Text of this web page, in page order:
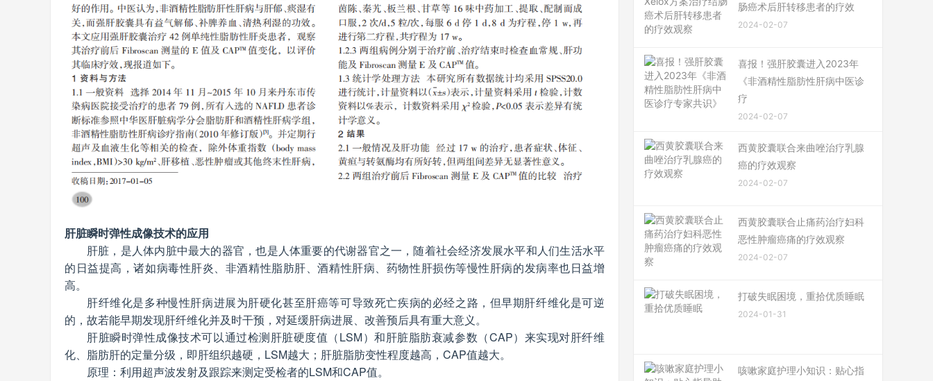
肝脏瞬时弹性成像技术的应用
肝脏，是人体内脏中最大的器官，也是人体重要的代谢器官之一，随着社会经济发展水平和人们生活水平
的日益提高，诸如病毒性肝炎、非酒精性脂肪肝、酒精性肝病、药物性肝损伤等慢性肝病的发病率也日益增
高。
肝纤维化是多种慢性肝病进展为肝硬化甚至肝癌等可导致死亡疾病的必经之路，但早期肝纤维化是可逆
的，故若能早期发现肝纤维化并及时干预，对延缓肝病进展、改善预后具有重大意义。
肝脏瞬时弹性成像技术可以通过检测肝脏硬度值（LSM）和肝脏脂肪衰减参数（CAP）来实现对肝纤维
化、脂肪肝的定量分级，即肝组织越硬，LSM越大；肝脏脂肪变性程度越高，CAP值越大。
原理：利用超声波发射及跟踪来测定受检者的LSM和CAP值。
肠癌术后肝转移患者的疗效
2024-02-07
喜报！强肝胶囊进入2023年
《非酒精性脂肪性肝病中医诊
疗
2024-02-07
西黄胶囊联合来曲唑治疗乳腺
癌的疗效观察
2024-02-07
西黄胶囊联合止痛药治疗妇科
恶性肿瘤癌痛的疗效观察
2024-02-07
打破失眠困境，重拾优质睡眠
2024-01-31
咳嗽家庭护理小知识：贴心指